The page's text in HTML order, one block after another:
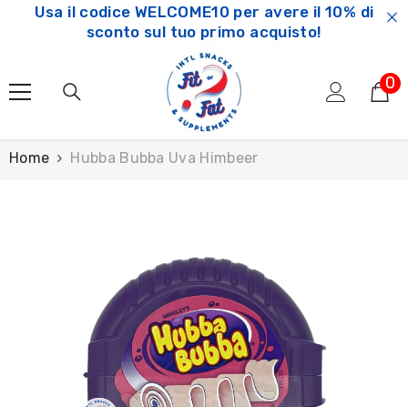
SKIP TO CONTENT
Usa il codice WELCOME10 per avere il 10% di
sconto sul tuo primo acquisto!
00
Home Hubba Bubba Uva Himbeer